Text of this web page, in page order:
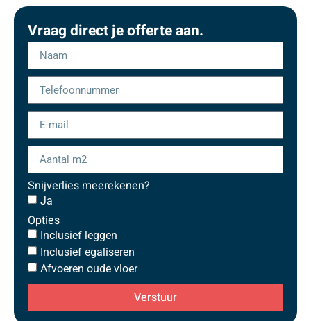
Vraag direct je offerte aan.
Snijverlies meerekenen?
Ja
Opties
Inclusief leggen
Inclusief egaliseren
Afvoeren oude vloer
Verstuur